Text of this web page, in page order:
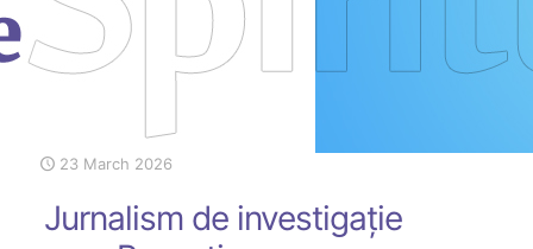
23 March 2026
Jurnalism de investigație